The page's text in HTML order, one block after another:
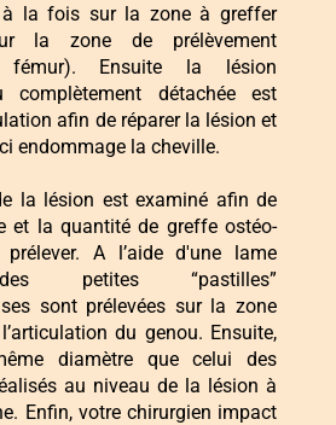
à la fois sur la zone à greffer
la zone de prélèvement
fémur). Ensuite la lésion
complètement détachée est
afin de réparer la lésion et
endommage la cheville.
la lésion est examiné afin de
et la quantité de greffe ostéo-
A l’aide d'une lame
petites “pastilles”
sont prélevées sur la zone
du genou. Ensuite,
diamètre que celui des
au niveau de la lésion à
Enfin, votre chirurgien impact